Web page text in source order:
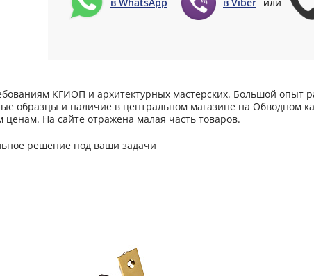
в WhatsApp в Viber или
КГИОП и архитектурных мастерских. Большой опыт
образцы и наличие в центральном магазине на Обводном
На сайте отражена малая часть товаров.
решение под ваши задачи